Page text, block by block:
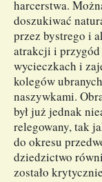
harcerstwa.
doszukiwać
przez bystrego i
atrakcji i
wycieczkach i
kolegów
naszywkami.
był już jednak
relegowany, tak
do okresu
dziedzictwo
zostało